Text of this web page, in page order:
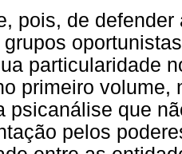
pois, de
particularidade
primeiro volume,
psicanálise que
pelos